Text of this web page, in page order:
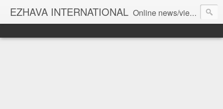
EZHAVA INTERNATIONAL Online news/views JOURNAL... Connecting the community worldwide Editorial Director: Prem Chandran